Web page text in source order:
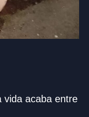
vida acaba entre